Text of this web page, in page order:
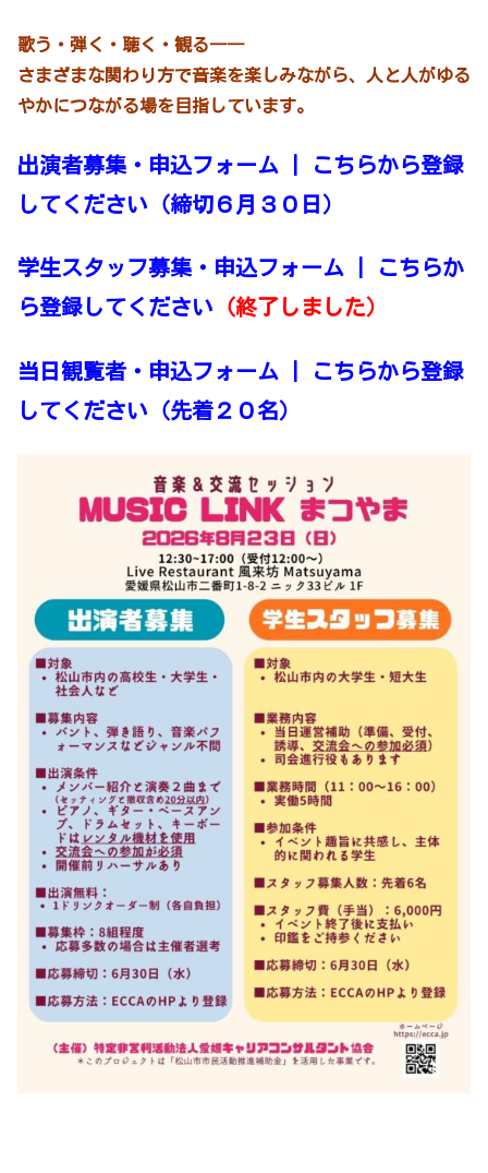
歌う・弾く・聴く・観る――
さまざまな関わり方で音楽を楽しみながら、人と人がゆる
やかにつながる場を目指しています。
出演者募集・申込フォーム | こちらから登録
してください（締切６月３０日）
学生スタッフ募集・申込フォーム | こちらか
ら登録してください （終了しました）
当日観覧者・申込フォーム | こちらから登録
してください（先着２０名）